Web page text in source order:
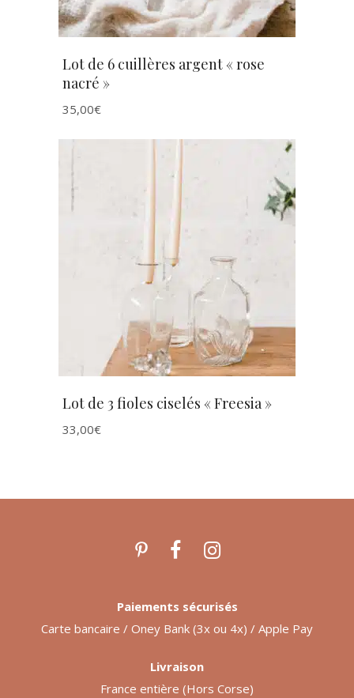
Lot de 6 cuillères argent « rose
nacré »
35,00€
AJOUTER AU PANIER
Lot de 3 fioles ciselés « Freesia »
33,00€
Paiements sécurisés
Carte bancaire / Oney Bank (3x ou 4x) / Apple Pay
Livraison
France entière (Hors Corse)